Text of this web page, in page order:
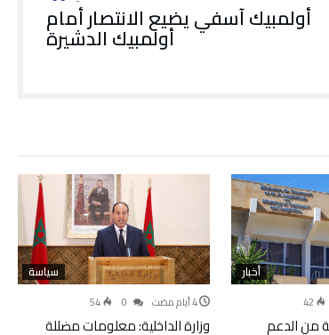
أولمبيك آسفي يضيع الانتصار أمام
أولمبيك الدشيرة
أخبار
42
من الدعم
سياسة
54
وزارة الداخلية: معلومات مضللة